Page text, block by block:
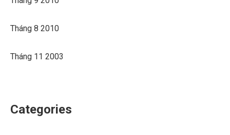
Tháng 8 2010
Tháng 11 2003
Categories